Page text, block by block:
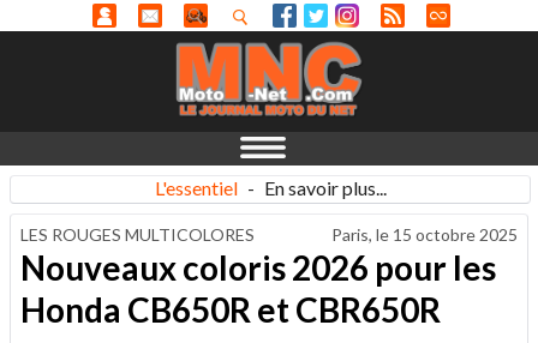
L'essentiel - En savoir plus...
LES ROUGES MULTICOLORES Paris, le 15 octobre 2025
Nouveaux coloris 2026 pour les
Honda CB650R et CBR650R